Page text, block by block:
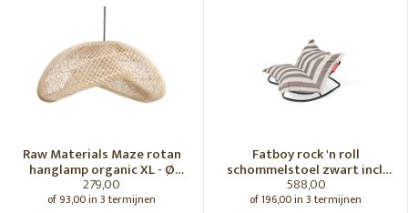
Raw Materials Maze rotan
hanglamp organic XL - Ø
75x31 cm
279,00
of 93,00 in 3 termijnen
Fatboy rock 'n roll
schommelstoel zwart incl.
original Outdoor zitzak
Stripe Cacao
588,00
of 196,00 in 3 termijnen